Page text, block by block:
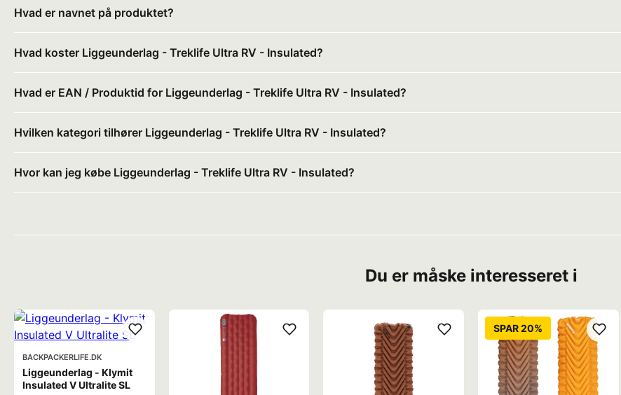
Hvad er navnet på produktet?
Hvad koster Liggeunderlag - Treklife Ultra RV - Insulated?
Hvad er EAN / Produktid for Liggeunderlag - Treklife Ultra RV - Insulated?
Hvilken kategori tilhører Liggeunderlag - Treklife Ultra RV - Insulated?
Hvor kan jeg købe Liggeunderlag - Treklife Ultra RV - Insulated?
Du er måske interesseret i
BACKPACKERLIFE.DK
Liggeunderlag - Klymit
Insulated V Ultralite SL
SPAR 20%